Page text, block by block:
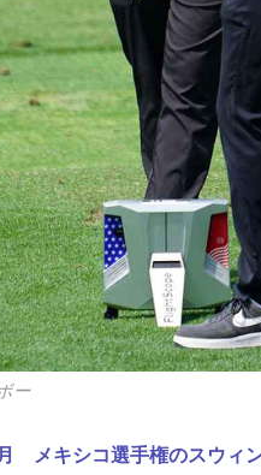
ー
メキシコ選手権のスウィ